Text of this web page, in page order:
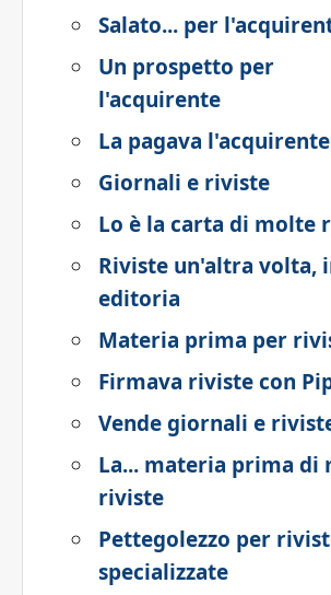
Salato... per
Un prospetto per
l'acquirente
La pagava l'acquirente
Giornali e riviste
Lo è la carta di molte
Riviste un'altra volta,
editoria
Materia prima per
Firmava riviste con
Vende giornali e
La... materia prima di
riviste
Pettegolezzo per
specializzate